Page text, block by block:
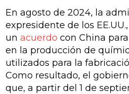
En agosto de 2024, la
expresidente de los
unacuerdo con China
en la producción de
utilizados para la
Como resultado, el
que, a partir del 1 de